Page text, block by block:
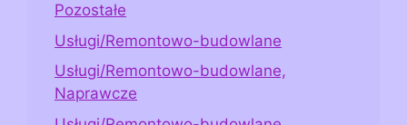
Pozostałe
Usługi/Remontowo-budowlane
Usługi/Remontowo-budowlane,
Naprawcze